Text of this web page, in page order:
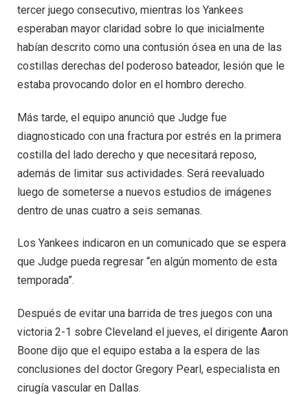
tercer juego consecutivo, mientras los Yankees
esperaban mayor claridad sobre lo que inicialmente
habían descrito como una contusión ósea en una de las
costillas derechas del poderoso bateador, lesión que le
estaba provocando dolor en el hombro derecho.
Más tarde, el equipo anunció que Judge fue
diagnosticado con una fractura por estrés en la primera
costilla del lado derecho y que necesitará reposo,
además de limitar sus actividades. Será reevaluado
luego de someterse a nuevos estudios de imágenes
dentro de unas cuatro a seis semanas.
Los Yankees indicaron en un comunicado que se espera
que Judge pueda regresar “en algún momento de esta
temporada”.
Después de evitar una barrida de tres juegos con una
victoria 2-1 sobre Cleveland el jueves, el dirigente Aaron
Boone dijo que el equipo estaba a la espera de las
conclusiones del doctor Gregory Pearl, especialista en
cirugía vascular en Dallas.